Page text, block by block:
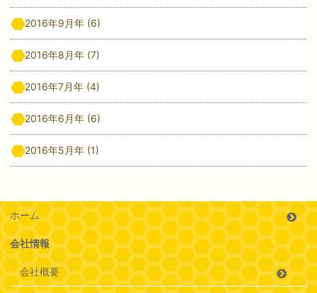
2016年9月年 (6)
2016年8月年 (7)
2016年7月年 (4)
2016年6月年 (6)
2016年5月年 (1)
ホーム
会社情報
会社概要